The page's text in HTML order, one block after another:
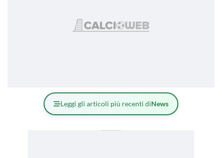
Leggi gli articoli più recenti diNews